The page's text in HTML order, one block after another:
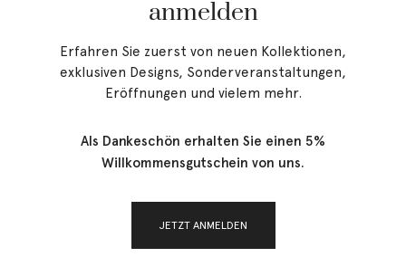
feinen Schmuck Corinna Heller Jewels. Heute umfasst
ihr Repertoire etwa 300 Schmuckstücke, die sich auf 20
durch traditionelle Symbole, wie dem Herz oder Kreuz.
anmelden
Erfahren Sie zuerst von neuen Kollektionen,
exklusiven Designs, Sonderveranstaltungen,
Eröffnungen und vielem mehr.
Als Dankeschön erhalten Sie einen 5%
Willkommensgutschein von uns.
JETZT ANMELDEN